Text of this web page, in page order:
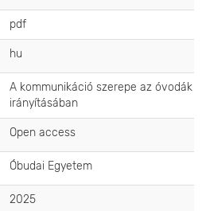
pdf
hu
A kommunikáció szerepe az óvodák
irányításában
Open access
Óbudai Egyetem
2025